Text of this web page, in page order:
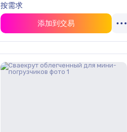
按需求
添加到交易